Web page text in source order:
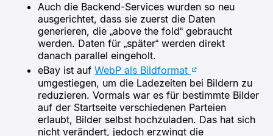
Auch die Backend-Services wurden so neu
ausgerichtet, dass sie zuerst die Daten
generieren, die „above the fold“ gebraucht
werden. Daten für „später“ werden direkt
danach parallel eingeholt.
eBay ist aufWebP als Bildformat
umgestiegen, um die Ladezeiten bei Bildern zu
reduzieren. Vormals war es für bestimmte Bilder
auf der Startseite verschiedenen Parteien
erlaubt, Bilder selbst hochzuladen. Das hat sich
nicht verändert, jedoch erzwingt die